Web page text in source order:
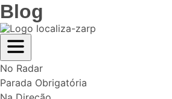
Blog
No Radar
Parada Obrigatória